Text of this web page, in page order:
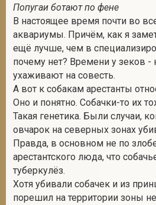
Попугаи ботают по фене
В настоящее время почти во
аквариумы. Причём, как я
ещё лучше, чем в
почему нет? Времени у зеков -
ухаживают на совесть.
А вот к собакам арестанты
Оно и понятно. Собачки-то их
Такая генетика. Были случаи,
овчарок на северных зонах
Правда, в основном не по
арестантского люда, что
туберкулёз.
Хотя убивали собачек и из
порешил на территории зоны